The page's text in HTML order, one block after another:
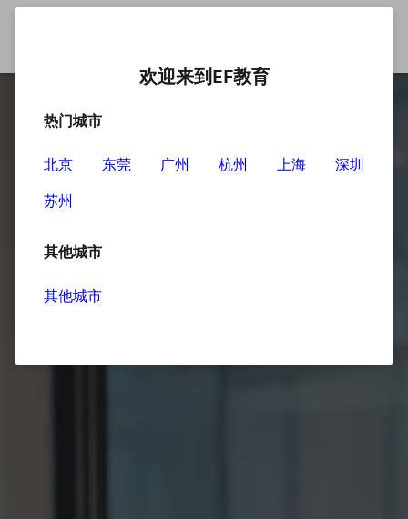
欢迎来到EF教育
热门城市
北京 东莞 广州 杭州 上海
深圳
苏州
其他城市
其他城市